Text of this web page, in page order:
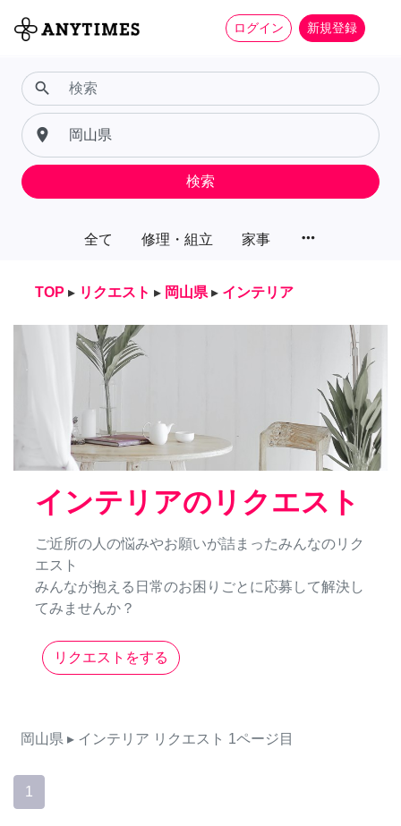
ログイン 新規登録
全て 修理・組立 家事 more_horiz
search
place
検索
TOP ▸ リクエスト ▸ 岡山県 ▸ インテリア
インテリアのリクエスト
ご近所の人の悩みやお願いが詰まったみんなのリク
エスト
みんなが抱える日常のお困りごとに応募して解決し
てみませんか？
リクエストをする
岡山県 ▸ インテリア リクエスト 1ページ目
1